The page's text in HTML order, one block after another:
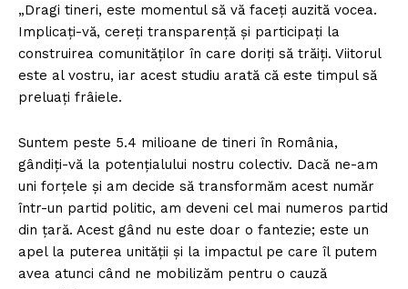
„Dragi tineri, este momentul să vă faceți auzită vocea.
Implicați-vă, cereți transparență și participați la
construirea comunităților în care doriți să trăiți. Viitorul
este al vostru, iar acest studiu arată că este timpul să
preluați frâiele.
Suntem peste 5.4 milioane de tineri în România,
gândiți-vă la potențialului nostru colectiv. Dacă ne-am
uni forțele și am decide să transformăm acest număr
într-un partid politic, am deveni cel mai numeros partid
din țară. Acest gând nu este doar o fantezie; este un
apel la puterea unității și la impactul pe care îl putem
avea atunci când ne mobilizăm pentru o cauză